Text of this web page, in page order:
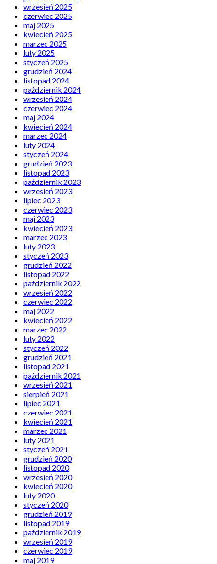
wrzesień 2025
czerwiec 2025
maj 2025
kwiecień 2025
marzec 2025
luty 2025
styczeń 2025
grudzień 2024
listopad 2024
październik 2024
wrzesień 2024
czerwiec 2024
maj 2024
kwiecień 2024
marzec 2024
luty 2024
styczeń 2024
grudzień 2023
listopad 2023
październik 2023
wrzesień 2023
lipiec 2023
czerwiec 2023
maj 2023
kwiecień 2023
marzec 2023
luty 2023
styczeń 2023
grudzień 2022
listopad 2022
październik 2022
wrzesień 2022
czerwiec 2022
maj 2022
kwiecień 2022
marzec 2022
luty 2022
styczeń 2022
grudzień 2021
listopad 2021
październik 2021
wrzesień 2021
sierpień 2021
lipiec 2021
czerwiec 2021
kwiecień 2021
marzec 2021
luty 2021
styczeń 2021
grudzień 2020
listopad 2020
wrzesień 2020
kwiecień 2020
luty 2020
styczeń 2020
grudzień 2019
listopad 2019
październik 2019
wrzesień 2019
czerwiec 2019
maj 2019